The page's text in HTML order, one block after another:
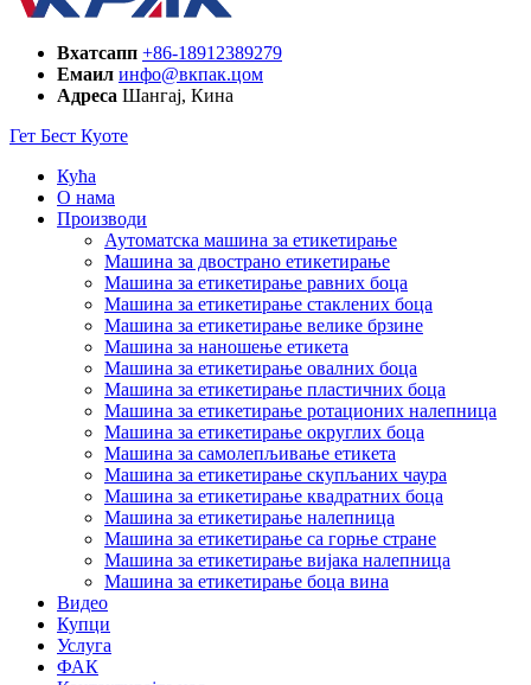
Вхатсапп +86-18912389279
Емаил инфо@вкпак.цом
Адреса Шангај, Кина
Гет Бест Куоте
Кућа
О нама
Производи
Аутоматска машина за етикетирање
Машина за двострано етикетирање
Машина за етикетирање равних боца
Машина за етикетирање стаклених боца
Машина за етикетирање велике брзине
Машина за наношење етикета
Машина за етикетирање овалних боца
Машина за етикетирање пластичних боца
Машина за етикетирање ротационих налепница
Машина за етикетирање округлих боца
Машина за самолепљивање етикета
Машина за етикетирање скупљаних чаура
Машина за етикетирање квадратних боца
Машина за етикетирање налепница
Машина за етикетирање са горње стране
Машина за етикетирање вијака налепница
Машина за етикетирање боца вина
Видео
Купци
Услуга
ФАК